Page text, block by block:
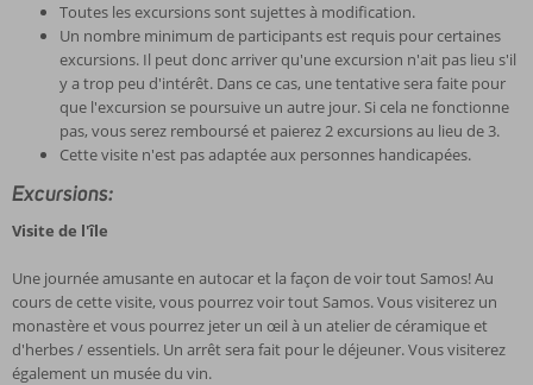
Toutes les excursions sont sujettes à modification.
Un nombre minimum de participants est requis pour certaines
excursions. Il peut donc arriver qu'une excursion n'ait pas lieu s'il
y a trop peu d'intérêt. Dans ce cas, une tentative sera faite pour
que l'excursion se poursuive un autre jour. Si cela ne fonctionne
pas, vous serez remboursé et paierez 2 excursions au lieu de 3.
Cette visite n'est pas adaptée aux personnes handicapées.
Excursions:
Visite de l'île
Une journée amusante en autocar et la façon de voir tout Samos! Au
cours de cette visite, vous pourrez voir tout Samos. Vous visiterez un
monastère et vous pourrez jeter un œil à un atelier de céramique et
d'herbes / essentiels. Un arrêt sera fait pour le déjeuner. Vous visiterez
également un musée du vin.